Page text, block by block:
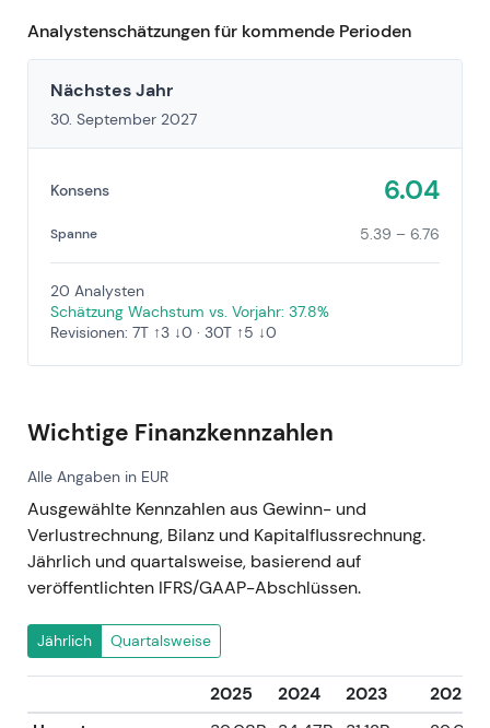
Analystenschätzungen für kommende Perioden
Nächstes Jahr
30. September 2027
Konsens 6.04
Spanne 5.39 – 6.76
20 Analysten
Schätzung Wachstum vs. Vorjahr: 37.8%
Revisionen: 7T ↑3 ↓0 · 30T ↑5 ↓0
Wichtige Finanzkennzahlen
Alle Angaben in EUR
Ausgewählte Kennzahlen aus Gewinn- und
Verlustrechnung, Bilanz und Kapitalflussrechnung.
Jährlich und quartalsweise, basierend auf
veröffentlichten IFRS/GAAP-Abschlüssen.
Jährlich Quartalsweise
2025 2024 2023
2022